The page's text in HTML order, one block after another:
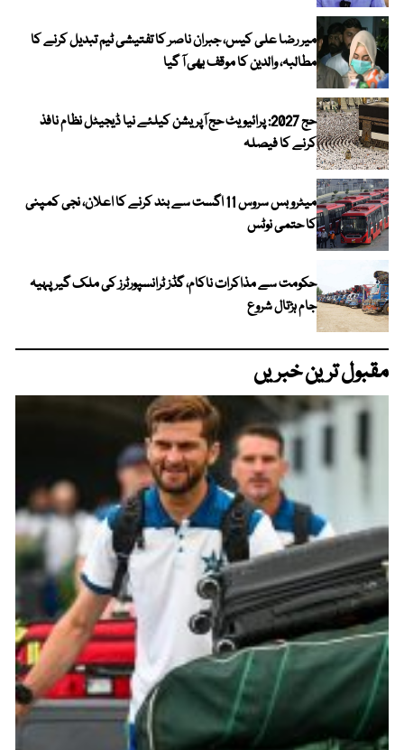
میر رضا علی کیس، جبران ناصر کا تفتیشی ٹیم تبدیل کرنے کا
مطالبہ، والدین کا موقف بھی آ گیا
حج 2027: پرائیویٹ حج آپریشن کیلئے نیا ڈیجیٹل نظام نافذ
کرنے کا فیصلہ
میٹرو بس سروس 11 اگست سے بند کرنے کا اعلان، نجی کمپنی
کا حتمی نوٹس
حکومت سے مذاکرات ناکام، گڈز ٹرانسپورٹرز کی ملک گیر پہیہ
جام ہڑتال شروع
مقبول ترین خبریں